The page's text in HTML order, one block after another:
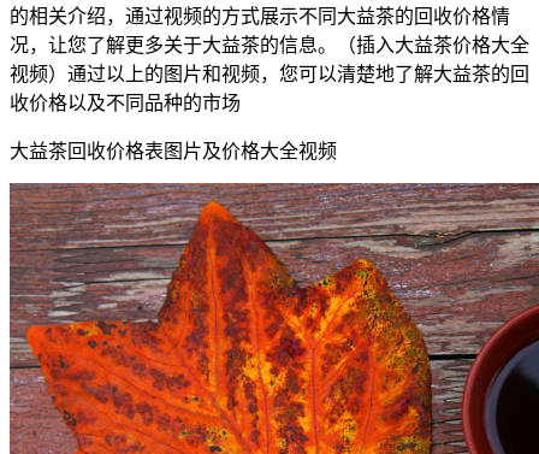
的相关介绍，通过视频的方式展示不同大益茶的回收价格情
况，让您了解更多关于大益茶的信息。（插入大益茶价格大全
视频）通过以上的图片和视频，您可以清楚地了解大益茶的回
收价格以及不同品种的市场
大益茶回收价格表图片及价格大全视频